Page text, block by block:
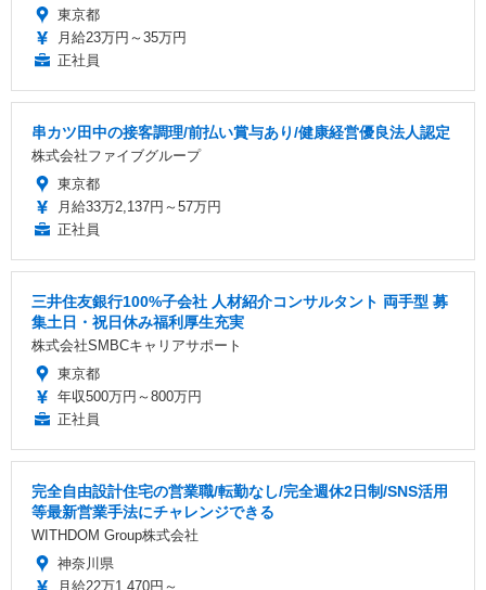
東京都
月給23万円～35万円
正社員
串カツ田中の接客調理/前払い賞与あり/健康経営優良法人認定
株式会社ファイブグループ
東京都
月給33万2,137円～57万円
正社員
三井住友銀行100%子会社 人材紹介コンサルタント 両手型 募
集土日・祝日休み福利厚生充実
株式会社SMBCキャリアサポート
東京都
年収500万円～800万円
正社員
完全自由設計住宅の営業職/転勤なし/完全週休2日制/SNS活用
等最新営業手法にチャレンジできる
WITHDOM Group株式会社
神奈川県
月給22万1,470円～